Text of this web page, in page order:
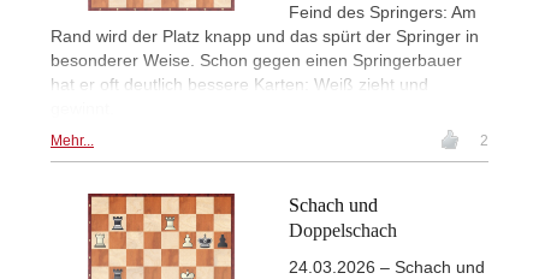
Feind des Springers: Am
Rand wird der Platz knapp und das spürt der Springer in
besonderer Weise. Schon gegen einen Springerbauer
hat er oft deutlich bessere Karten: Weiß zieht und
Mehr... 2
Schach und
Doppelschach
24.03.2026 – Schach und